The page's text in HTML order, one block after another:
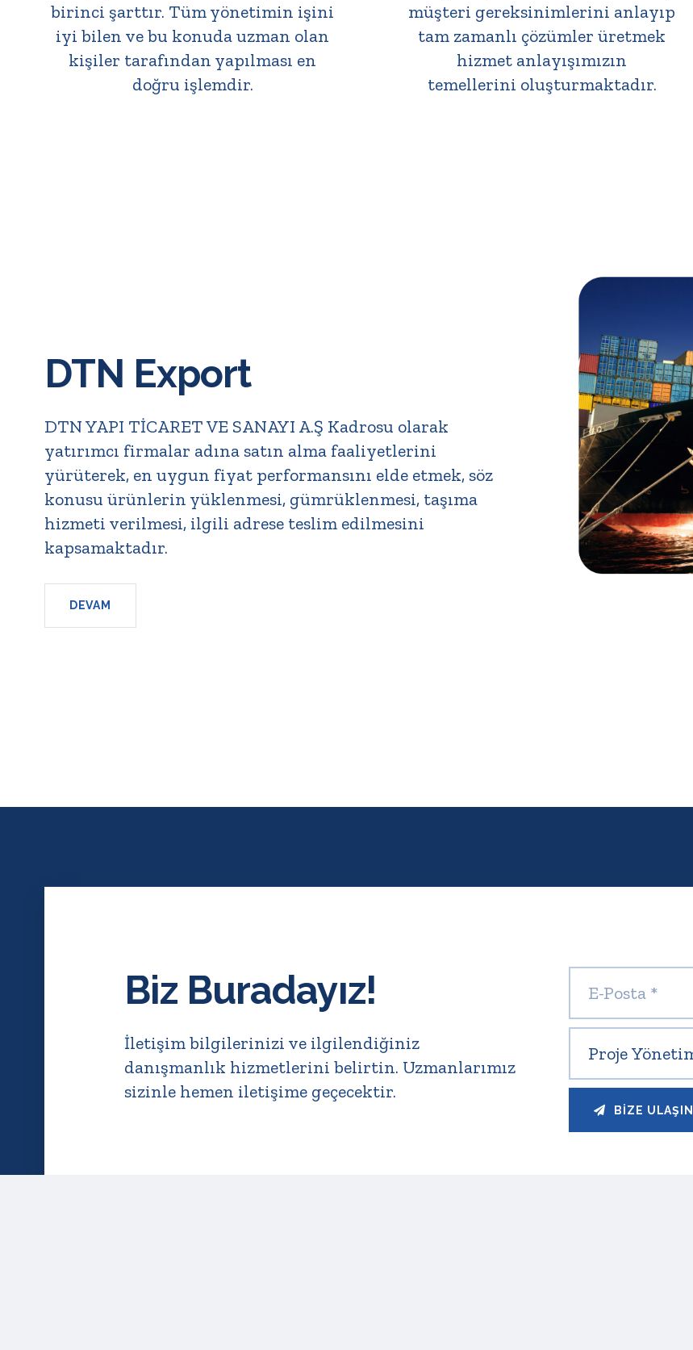
birinci şarttır. Tüm yönetimin işini
iyi bilen ve bu konuda uzman olan
kişiler tarafından yapılması en
doğru işlemdir.
müşteri gereksinimlerini anlayıp
tam zamanlı çözümler üretmek
hizmet anlayışımızın
temellerini oluşturmaktadır.
DTN Export
DTN YAPI TİCARET VE SANAYI A.Ş Kadrosu olarak
yatırımcı firmalar adına satın alma faaliyetlerini
yürüterek, en uygun fiyat performansını elde etmek, söz
konusu ürünlerin yüklenmesi, gümrüklenmesi, taşıma
hizmeti verilmesi, ilgili adrese teslim edilmesini
kapsamaktadır.
DEVAM
Biz Buradayız!
İletişim bilgilerinizi ve ilgilendiğiniz
danışmanlık hizmetlerini belirtin. Uzmanlarımız
sizinle hemen iletişime geçecektir.
BIZE ULAŞIN